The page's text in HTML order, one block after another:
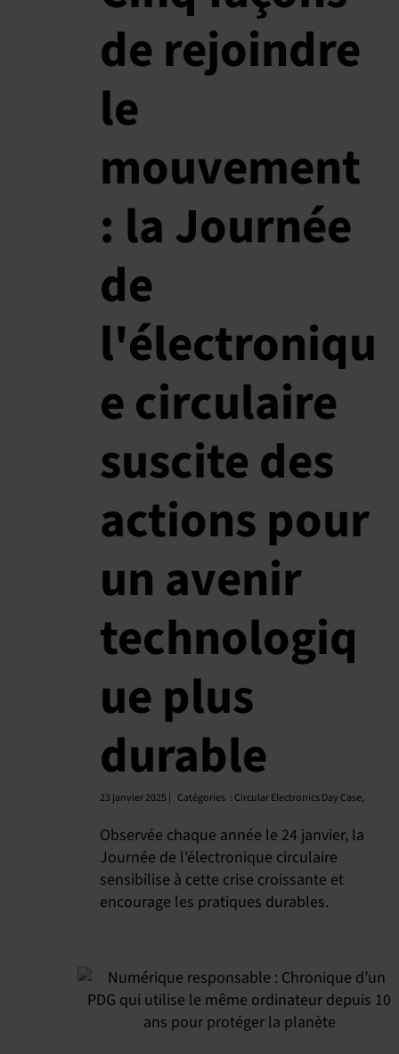
de rejoindre
le
mouvement
: la Journée
de
l'électroniqu
e circulaire
suscite des
actions pour
un avenir
technologiq
ue plus
durable
23 janvier 2025 | Catégories : Circular Electronics Day Case,
Observée chaque année le 24 janvier, la
Journée de l'électronique circulaire
sensibilise à cette crise croissante et
encourage les pratiques durables.